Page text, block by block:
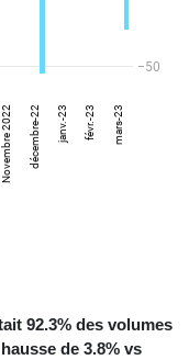
92.3% des volumes
de 3.8% vs